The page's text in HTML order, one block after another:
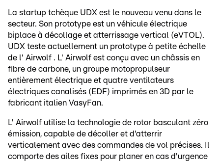
La startup tchèque UDX est le nouveau venu dans le
secteur. Son prototype est un véhicule électrique
biplace à décollage et atterrissage vertical (eVTOL).
UDX teste actuellement un prototype à petite échelle
de l' Airwolf . L' Airwolf est conçu avec un châssis en
fibre de carbone, un groupe motopropulseur
entièrement électrique et quatre ventilateurs
électriques canalisés (EDF) imprimés en 3D par le
fabricant italien VasyFan.
L' Airwolf utilise la technologie de rotor basculant zéro
émission, capable de décoller et d'atterrir
verticalement avec des commandes de vol précises. Il
comporte des ailes fixes pour planer en cas d'urgence